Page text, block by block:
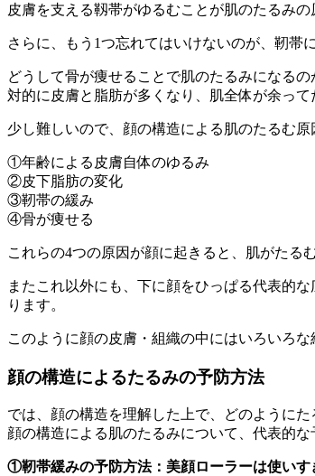
皮膚を支える靱帯がゆるむことが肌のたるみ
さらに、もう1つ忘れてはいけないのが、靭帯
どうして骨が痩せることで肌のたるみになる
対的に皮膚と脂肪が多くなり、肌全体が余って
少し難しいので、顔の構造による肌のたるむ
①年齢による皮膚自体のゆるみ
②皮下脂肪の変化
③靭帯の緩み
④骨が痩せる
これらの4つの原因が顔に起きると、肌がたる
またこれ以外にも、下に顔をひっぱる代表的
ります。
このように顔の皮膚・組織の中にはいろいろ
顔の構造によるたるみの予防方法
では、顔の構造を理解した上で、どのように
顔の構造による肌のたるみについて、代表的な
①靭帯緩みの予防方法：美顔ローラーは使いす